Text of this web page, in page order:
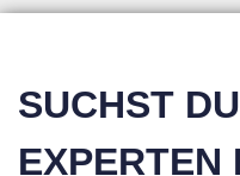
SUCHST
EXPERTEN